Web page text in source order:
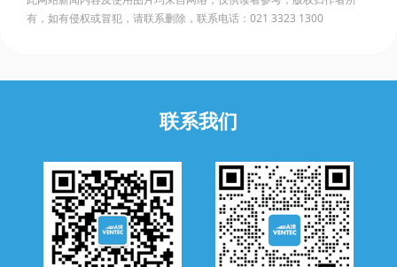
有，如有侵权或冒犯，请联系删除，联系电话：021 3323 1300
联系我们